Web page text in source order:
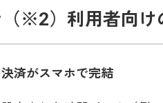
※2）利用者向け
済がスマホで完結